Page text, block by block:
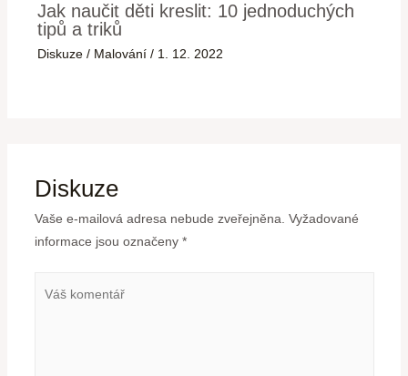
Jak naučit děti kreslit: 10 jednoduchých
tipů a triků
Diskuze / Malování / 1. 12. 2022
Diskuze
Vaše e-mailová adresa nebude zveřejněna. Vyžadované
informace jsou označeny *